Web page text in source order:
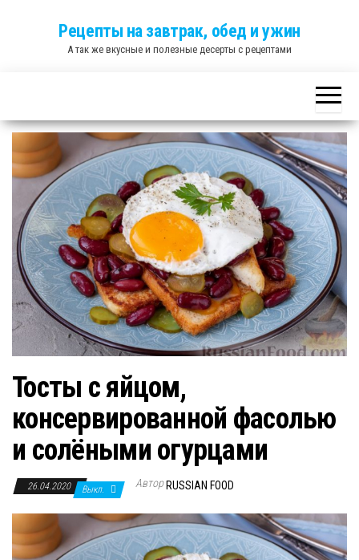
Рецепты на завтрак, обед и ужин
А так же вкусные и полезные десерты с рецептами
Тосты с яйцом,
консервированной фасолью
и солёными огурцами
26.04.2020 Выкл. Автор RUSSIAN FOOD